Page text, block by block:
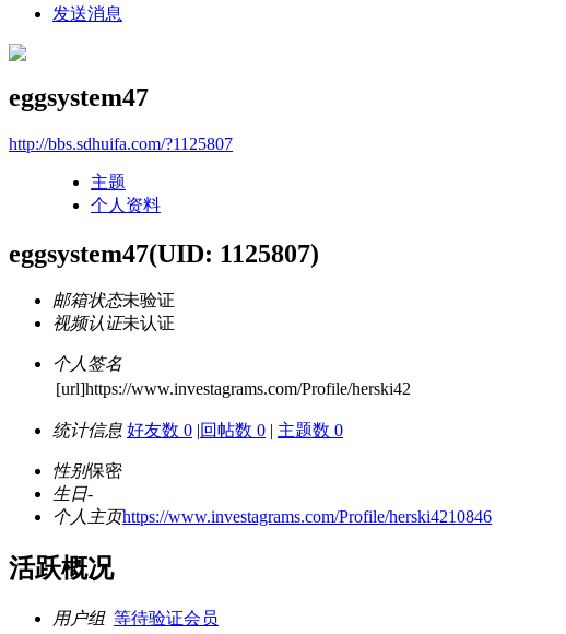
发送消息
eggsystem47
http://bbs.sdhuifa.com/?1125807
主题
个人资料
eggsystem47(UID: 1125807)
邮箱状态未验证
视频认证未认证
个人签名
[url]https://www.investagrams.com/Profile/herski42
统计信息 好友数 0 |回帖数 0 | 主题数 0
性别保密
生日-
个人主页https://www.investagrams.com/Profile/herski4210846
活跃概况
用户组 等待验证会员